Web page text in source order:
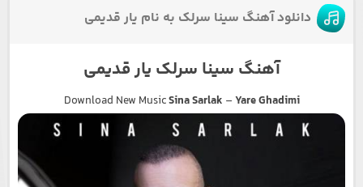
دانلود آهنگ سینا سرلک به نام یار قدیمی
آهنگ سینا سرلک یار قدیمی
Download New MusicSina Sarlak –Yare Ghadimi